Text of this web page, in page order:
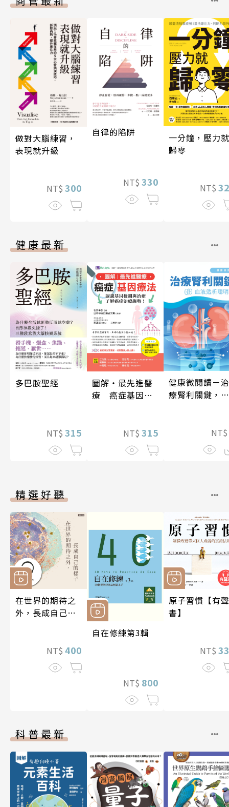
做對大腦練習，
表現就升級
NT$ 300
自律的陷阱
NT$ 330
一分鐘，壓力就
歸零
NT$
健康最新
多巴胺聖經
NT$ 315
圖解‧最先進醫
療 癌症基因療
NT$ 315
健康微閱讀－治
療腎利關鍵，血
NT$
精選好聽
在世界的期待之
外，長成自己的
NT$ 400
自在修練第3輯
NT$ 800
原子習慣【有聲
書】
NT$
科普最新